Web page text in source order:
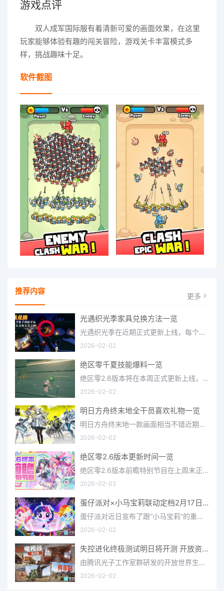
游戏点评
双人成军国际服有着清新可爱的画面效果，在这里
玩家能够体验有趣的闯关冒险，游戏关卡丰富模式多
样，挑战趣味十足。
软件截图
推荐内容 更多
光遇织光季家具兑换方法一览
光遇织光季在近期正式更新上线，每个季节都有着许多全新内容和资讯可以让你来体验，不少刚体验的小伙伴想要知道
2026-02-02
绝区零千夏技能爆料一览
绝区零2.6版本将在本周正式更新上线，上周的前瞻直播官方给玩家们带来关于最新版本的卡池信息和相关活动内容，
2026-02-02
明日方舟终末地全干员喜欢礼物一览
明日方舟终末地一款画面相当不错近期非常火爆的大型二次元冒险游戏，这里有相当多好看的干员可以让你来抽取并
2026-02-02
绝区零2.6版本更新时间一览
绝区零2.6版本前瞻特别节目在上周末正式播出，官方给玩家们带来了许多关于最新版本的相关资讯和上线时间，不少
2026-02-02
蛋仔派对×小马宝莉联动定档2月17日 联动外观将登场
蛋仔派对近日宣布了跟“小马宝莉”的重磅联动！并且时间定档在了2月17日，此次联动将会上新很多外观，各种小马宝
2026-02-02
失控进化终极测试明日将开测 开放资格预下载已开启
由腾讯光子工作室群研发的开放世界生存进化手游《失控进化》宣布，终极测试将于明日正式开启，目前测试资格预下
2026-02-02